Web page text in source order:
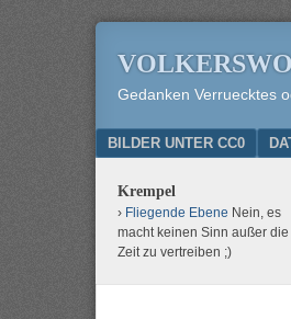
Gedanken Verruecktes
Menu
SKIP TO CONTENT
BILDER UNTER CC0
Krempel
Fliegende Ebene Nein, es
macht keinen Sinn außer die
Zeit zu vertreiben ;)